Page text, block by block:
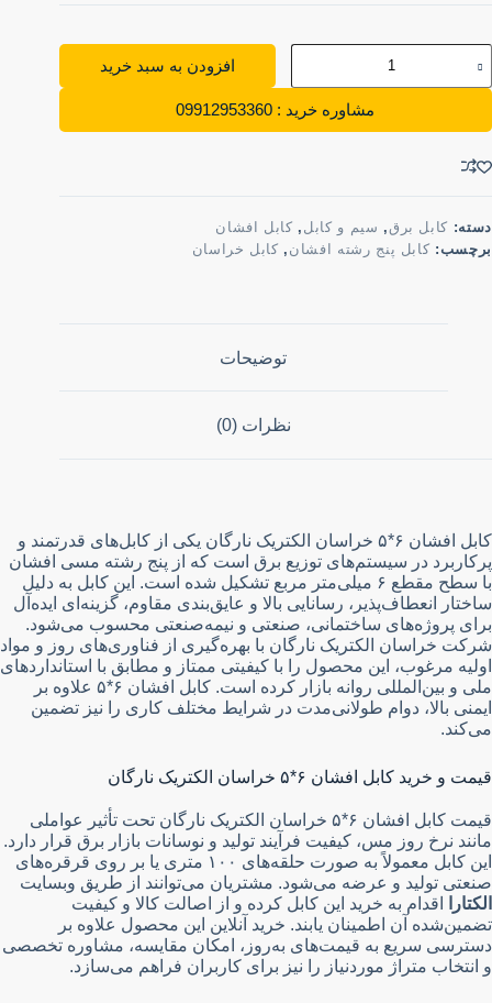
افزودن به سبد خرید
مشاوره خرید : 09912953360
دسته: کابل برق , سیم و کابل , کابل افشان
برچسب: کابل پنج رشته افشان , کابل خراسان
توضیحات
نظرات (0)
کابل افشان ۶*۵ خراسان الکتریک نارگان یکی از کابل‌های قدرتمند و
پرکاربرد در سیستم‌های توزیع برق است که از پنج رشته مسی افشان
با سطح مقطع ۶ میلی‌متر مربع تشکیل شده است. این کابل به دلیل
ساختار انعطاف‌پذیر، رسانایی بالا و عایق‌بندی مقاوم، گزینه‌ای ایده‌آل
برای پروژه‌های ساختمانی، صنعتی و نیمه‌صنعتی محسوب می‌شود.
شرکت خراسان الکتریک نارگان با بهره‌گیری از فناوری‌های روز و مواد
اولیه مرغوب، این محصول را با کیفیتی ممتاز و مطابق با استانداردهای
ملی و بین‌المللی روانه بازار کرده است. کابل افشان ۶*۵ علاوه بر
ایمنی بالا، دوام طولانی‌مدت در شرایط مختلف کاری را نیز تضمین
می‌کند.
قیمت و خرید کابل افشان ۶*۵ خراسان الکتریک نارگان
قیمت کابل افشان ۶*۵ خراسان الکتریک نارگان تحت تأثیر عواملی
مانند نرخ روز مس، کیفیت فرآیند تولید و نوسانات بازار برق قرار دارد.
این کابل معمولاً به صورت حلقه‌های ۱۰۰ متری یا بر روی قرقره‌های
صنعتی تولید و عرضه می‌شود. مشتریان می‌توانند از طریق وبسایت
الکتارا
اقدام به خرید این کابل کرده و از اصالت کالا و کیفیت
تضمین‌شده آن اطمینان یابند. خرید آنلاین این محصول علاوه بر
دسترسی سریع به قیمت‌های به‌روز، امکان مقایسه، مشاوره تخصصی
و انتخاب متراژ موردنیاز را نیز برای کاربران فراهم می‌سازد.